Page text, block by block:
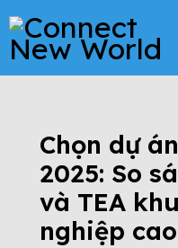
Chọn dự
2025: So
và TEA
nghiệp cao